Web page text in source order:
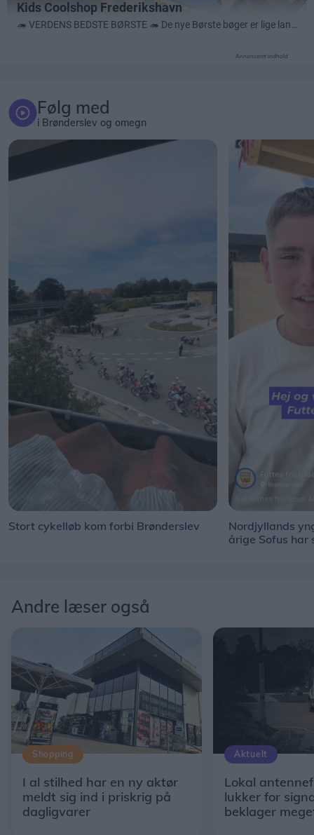
Annonceret indhold
Følg med
i Brønderslev og omegn
Stort cykelløb kom forbi Brønderslev
Nordjyllands
årige Sofus har
Andre læser også
Shopping
I al stilhed har en ny aktør
meldt sig ind i priskrig på
dagligvarer
Aktuelt
Lokal
lukker for
beklager